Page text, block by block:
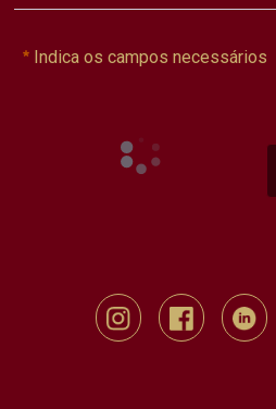
Indica os campos necessários